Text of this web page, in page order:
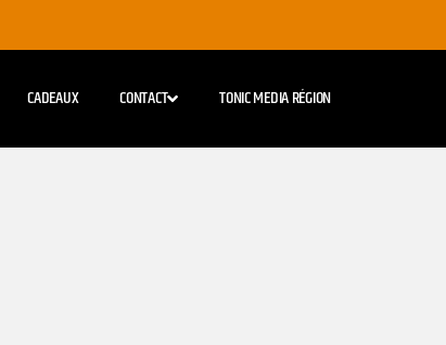
CADEAUX CONTACT TONIC MEDIA RÉGION